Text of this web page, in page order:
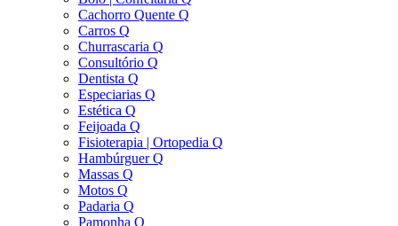
Cachorro Quente Q
Carros Q
Churrascaria Q
Consultório Q
Dentista Q
Especiarias Q
Estética Q
Feijoada Q
Fisioterapia | Ortopedia Q
Hambúrguer Q
Massas Q
Motos Q
Padaria Q
Pamonha Q